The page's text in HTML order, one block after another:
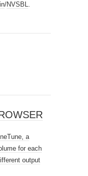
/NVSBL.
a
for each
output